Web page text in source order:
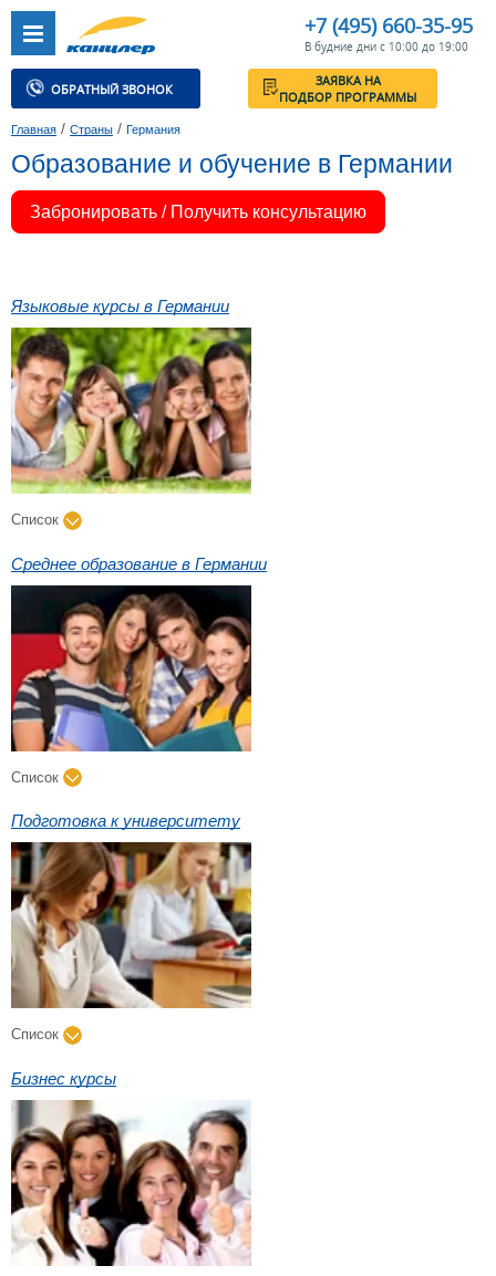
+7 (495) 660-35-95
В будние дни с 10:00 до 19:00
ОБРАТНЫЙ ЗВОНОК
ЗАЯВКА НА
ПОДБОР ПРОГРАММЫ
Главная / Страны / Германия
Образование и обучение в Германии
Забронировать / Получить консультацию
Языковые курсы в Германии
Список
Среднее образование в Германии
Список
Подготовка к университету
Список
Бизнес курсы